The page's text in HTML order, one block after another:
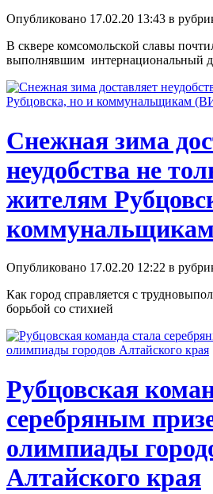
Опубликовано 17.02.20 13:43 в
В сквере комсомольской славы
выполнявшим интернациональный
Снежная зима
неудобства не
жителям
Опубликовано 17.02.20 12:22 в
Как город справляется с
борьбой со стихией
Рубцовская
серебряным
олимпиады
Алтайского края